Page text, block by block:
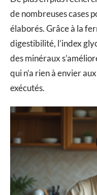
de nombreuses cases
élaborés. Grâce à la
digestibilité, l’index
des minéraux
qui n’a rien à envier
exécutés.